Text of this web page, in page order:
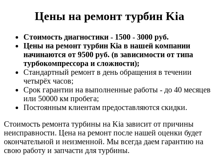
Цены на ремонт турбин Kia
Стоимость диагностики - 1500 - 3000 руб.
Цены на ремонт турбин Kia в нашей компании
начинаются от 9500 руб. (в зависимости от типа
турбокомпрессора и сложности);
Стандартный ремонт в день обращения в течении
четырёх часов;
Срок гарантии на выполненные работы - до 40 месяцев
или 50000 км пробега;
Постоянным клиентам предоставляются скидки.
Стоимость ремонта турбины на Kia зависит от причины
неисправности. Цена на ремонт после нашей оценки будет
окончательной и неизменной. Мы всегда даем гарантию на
свою работу и запчасти для турбины.